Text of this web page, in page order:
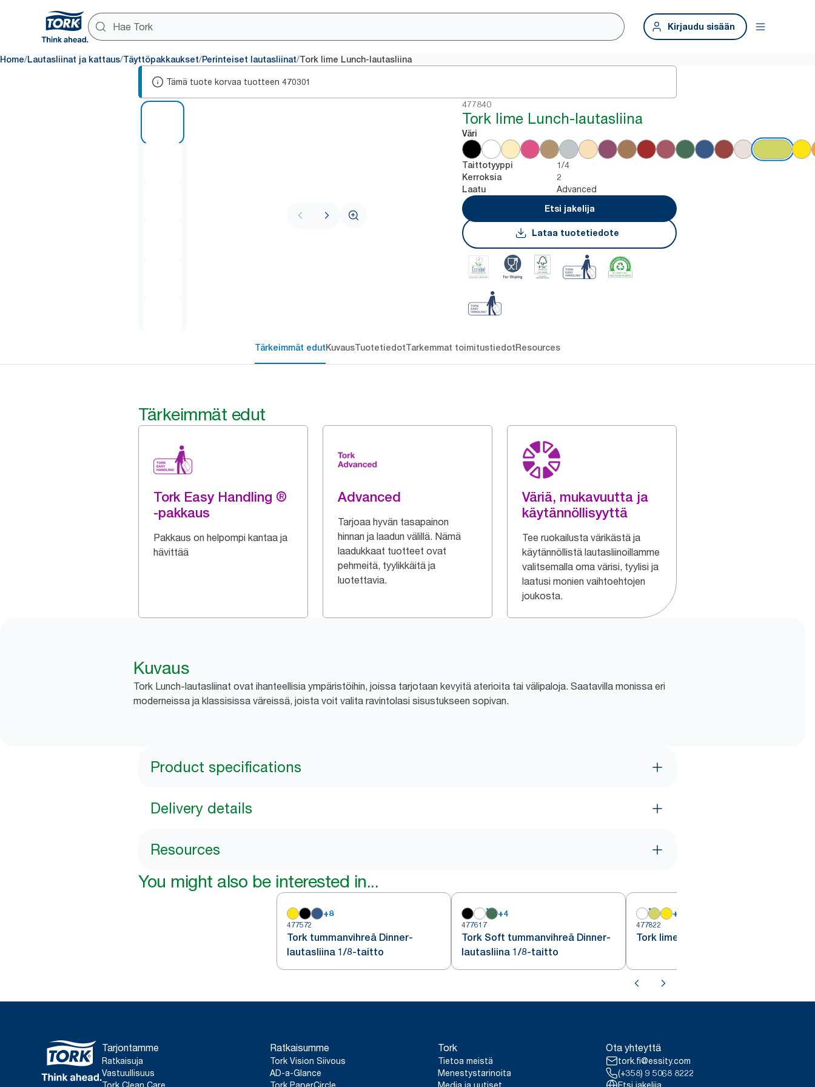
Kirjaudu sisään
Home/Lautasliinat ja kattaus/Täyttöpakkaukset/Perinteiset lautasliinat/Tork lime Lunch-lautasliina
Tämä tuote korvaa tuotteen 470301
477840
Tork lime Lunch-lautasliina
Väri
Taittotyyppi 1/4
Kerroksia 2
Laatu
Advanced
Etsi jakelija
Lataa tuotetiedote
Tärkeimmät edutKuvausTuotetiedotTarkemmat toimitustiedotResources
Tärkeimmät edut
Tork Easy Handling ®
-pakkaus
Pakkaus on helpompi kantaa ja
hävittää
Advanced
Tarjoaa hyvän tasapainon
hinnan ja laadun välillä. Nämä
laadukkaat tuotteet ovat
pehmeitä, tyylikkäitä ja
luotettavia.
Väriä, mukavuutta ja
käytännöllisyyttä
Tee ruokailusta värikästä ja
käytännöllistä lautasliinoillamme
valitsemalla oma värisi, tyylisi ja
laatusi monien vaihtoehtojen
joukosta.
Kuvaus
Tork Lunch-lautasliinat ovat ihanteellisia ympäristöihin, joissa tarjotaan kevyitä aterioita tai välipaloja. Saatavilla monissa eri
moderneissa ja klassisissa väreissä, joista voit valita ravintolasi sisustukseen sopivan.
Product specifications
Delivery details
Resources
You might also be interested in...
+8
477572
Tork tummanvihreä Dinner-
lautasliina 1/8-taitto
+4
477617
Tork Soft tummanvihreä Dinner-
lautasliina 1/8-taitto
+
477822
Tork lime Cocktail-lautasliina
Tarjontamme
Ratkaisuja
Vastuullisuus
Tork Clean Care
Ratkaisumme
Tork Vision Siivous
AD-a-Glance
Tork PaperCircle
Tork
Tietoa meistä
Menestystarinoita
Media ja uutiset
Ota yhteyttä
tork.fi@essity.com
(+358) 9 5068 8222
Etsi jakelija